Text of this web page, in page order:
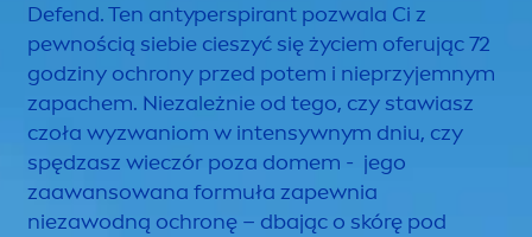
Defend. Ten antyperspirant pozwala Ci z
pewnością siebie cieszyć się życiem oferując 72
godziny ochrony przed potem i nieprzyjemnym
zapachem. Niezależnie od tego, czy stawiasz
czoła wyzwaniom w intensywnym dniu, czy
spędzasz wieczór poza domem - jego
zaawansowana formuła zapewnia
niezawodną ochronę – dbając o skórę pod